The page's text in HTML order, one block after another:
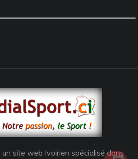
site web Ivoirien spécialisé dans